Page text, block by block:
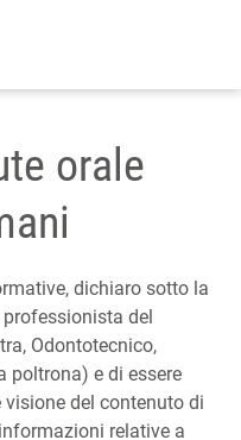
orale
dichiaro sotto la
del
Odontotecnico,
poltrona) e di essere
del contenuto di
relative a